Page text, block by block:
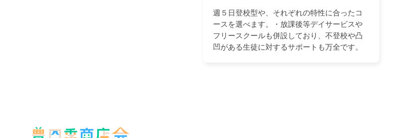
週５日登校型や、それぞれの特性に合ったコ
ースを選べます。・放課後等デイサービスや
フリースクールも併設しており、不登校や凸
凹がある生徒に対するサポートも万全です。